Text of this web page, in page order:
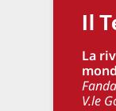
Il
La
V.le